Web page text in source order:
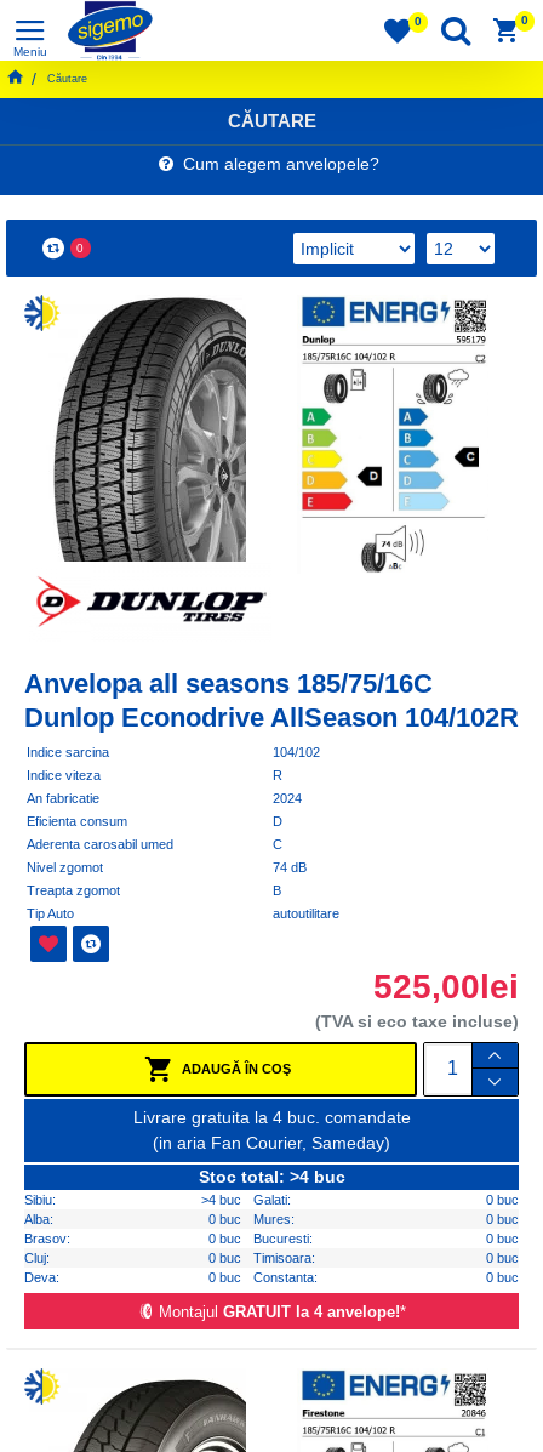
0 0
Căutare
CĂUTARE
Cum alegem anvelopele?
0
Anvelopa all seasons 185/75/16C
Dunlop Econodrive AllSeason 104/102R
Indice sarcina
104/102
Indice viteza
R
An fabricatie
2024
Eficienta consum
D
Aderenta carosabil umed
C
Nivel zgomot
74 dB
Treapta zgomot
B
Tip Auto
autoutilitare
525,00lei
(TVA si eco taxe incluse)
ADAUGĂ ÎN COŞ
Livrare gratuita la 4 buc. comandate
(in aria Fan Courier, Sameday)
Stoc total: >4 buc
Sibiu: >4 buc Galati:
0 buc
Alba:
0 buc Mures:
0 buc
Brasov:
0 buc Bucuresti:
0 buc
Cluj:
0 buc Timisoara:
0 buc
Deva:
0 buc Constanta: 0 buc
Montajul GRATUIT la 4 anvelope!*